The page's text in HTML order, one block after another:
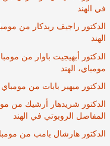
في الهند
الدكتور راجيف ريدكار من
الهند
الدكتور أبهيجيت باوار من
مومباي، الهند
الدكتور ميهير بابات من
الدكتور شريدهار أرشيك من
المفاصل الروبوتي في الهند
الدكتور هارشال بامب من